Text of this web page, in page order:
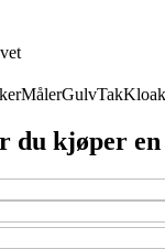
MålerGulvTak
du kjøper en